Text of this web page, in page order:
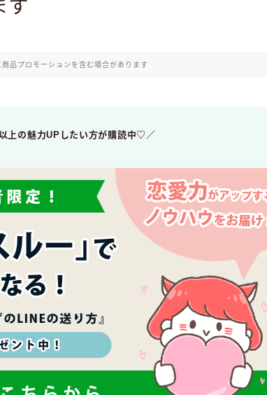
す
商品プロモーションを含む場合があります
上の魅力UPしたい方が購読中♡／